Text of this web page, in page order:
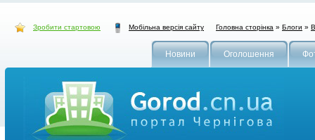
Зробити стартовою Мобільна версія сайту Головна сторінка » Блоги »
Новини Оголошення